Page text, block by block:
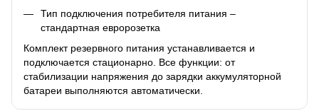
Тип подключения потребителя питания –
стандартная евророзетка
Комплект резервного питания устанавливается и
подключается стационарно. Все функции: от
стабилизации напряжения до зарядки аккумуляторной
батареи выполняются автоматически.